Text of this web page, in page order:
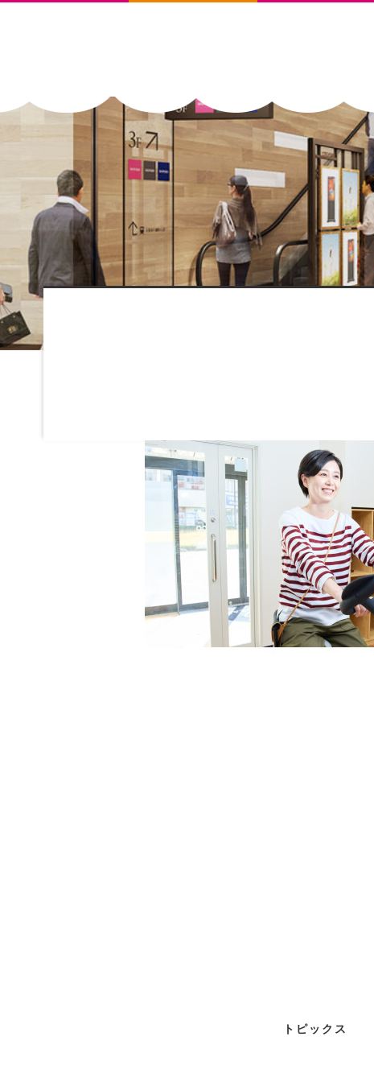
トピックス